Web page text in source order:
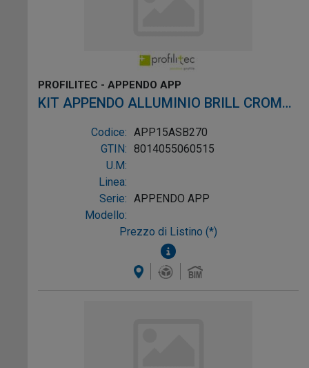
PROFILITEC - APPENDO APP
KIT APPENDO ALLUMINIO BRILL CROMO
Codice: APP15ASB270
GTIN: 8014055060515
U.M:
Linea:
Serie: APPENDO APP
Modello:
Prezzo di Listino (*)